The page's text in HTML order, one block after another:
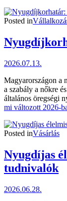
Posted in
2026.07.13.
Magyarországon a
a szabály a nőkre
általános öregségi
mi változott 2026-
Posted inVásárlás
Nyugdíjas
tudnivalók
2026.06.28.